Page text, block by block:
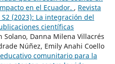
en el Ecuador. , Revista
(2023): La integración del
científicas
Solano, Danna Milena Villacrés
Núñez, Emily Anahi Coello
comunitario para la